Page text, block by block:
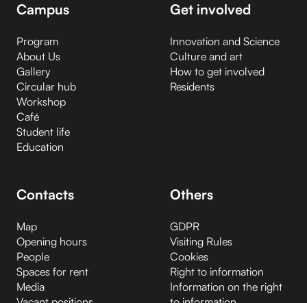
Campus
Program
About Us
Gallery
Circular hub
Workshop
Café
Student life
Education
Get involved
Innovation and Science
Culture and art
How to get involved
Residents
Contacts
Map
Opening hours
People
Spaces for rent
Media
Others
GDPR
Visiting Rules
Cookies
Right to information
Information on the right